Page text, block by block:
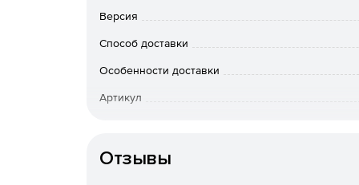
Основные особенности:
Новая функция Install & That’s All: после
Программа выбирает и реализует наиболее
SOLID / Quick: этот метод, разработанный
SOLID / Complete: этот метод,
Версия
Способ доставки
Особенности доставки
Артикул
Отзывы